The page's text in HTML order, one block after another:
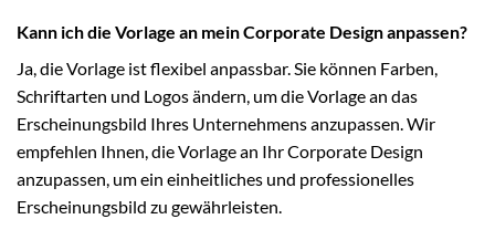
Kann ich die Vorlage an mein Corporate Design anpassen?
Ja, die Vorlage ist flexibel anpassbar. Sie können Farben,
Schriftarten und Logos ändern, um die Vorlage an das
Erscheinungsbild Ihres Unternehmens anzupassen. Wir
empfehlen Ihnen, die Vorlage an Ihr Corporate Design
anzupassen, um ein einheitliches und professionelles
Erscheinungsbild zu gewährleisten.